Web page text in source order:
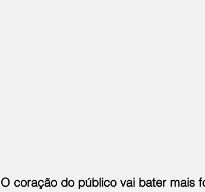
O coração do público vai bater mais